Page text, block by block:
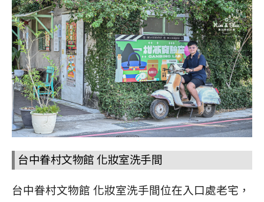
台中眷村文物館 化妝室洗手間
台中眷村文物館 化妝室洗手間位在入口處老宅，